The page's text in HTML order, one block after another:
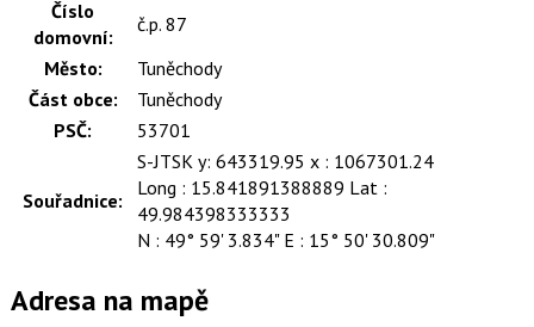
Číslo
domovní:
č.p. 87
Město:
Tuněchody
Část obce:
Tuněchody
PSČ:
53701
Souřadnice:
S-JTSK y: 643319.95 x : 1067301.24
Long : 15.841891388889 Lat :
49.984398333333
N : 49° 59' 3.834" E : 15° 50' 30.809"
Adresa na mapě